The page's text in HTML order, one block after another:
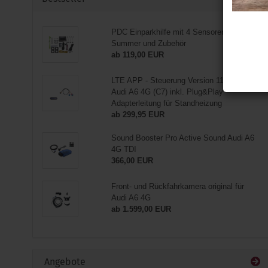
PDC Einparkhilfe mit 4 Sensoren inkl.
Summer und Zubehör
ab 119,00 EUR
LTE APP - Steuerung Version 11.XX für
Audi A6 4G (C7) inkl. Plug&Play
Adapterleitung für Standheizung
ab 299,95 EUR
Sound Booster Pro Active Sound Audi A6
4G TDI
366,00 EUR
Front- und Rückfahrkamera original für
Audi A6 4G
ab 1.599,00 EUR
Angebote